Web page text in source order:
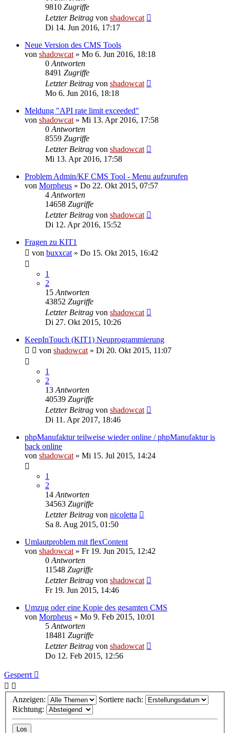
9810 Zugriffe
Letzter Beitrag von shadowcat
Di 14. Jun 2016, 17:17
Neue Version des CMS Tools
von shadowcat » Mo 6. Jun 2016, 18:18
0 Antworten
8491 Zugriffe
Letzter Beitrag von shadowcat
Mo 6. Jun 2016, 18:18
Meldung "API rate limit exceeded"
von shadowcat » Mi 13. Apr 2016, 17:58
0 Antworten
8559 Zugriffe
Letzter Beitrag von shadowcat
Mi 13. Apr 2016, 17:58
Problem Admin/KF CMS Tool - Menu aufzurufen
von Morpheus » Do 22. Okt 2015, 07:57
4 Antworten
14658 Zugriffe
Letzter Beitrag von shadowcat
Di 12. Apr 2016, 15:52
Fragen zu KIT1
von buxxcat » Do 15. Okt 2015, 16:42
1
2
15 Antworten
43852 Zugriffe
Letzter Beitrag von shadowcat
Di 27. Okt 2015, 10:26
KeepInTouch (KIT1) Neuprogrammierung
von shadowcat » Di 20. Okt 2015, 11:07
1
2
13 Antworten
40539 Zugriffe
Letzter Beitrag von shadowcat
Di 11. Apr 2017, 18:46
phpManufaktur teilweise wieder online / phpManufaktur is
back online
von shadowcat » Mi 15. Jul 2015, 14:24
1
2
14 Antworten
34563 Zugriffe
Letzter Beitrag von nicoletta
Sa 8. Aug 2015, 01:50
Umlautproblem mit flexContent
von shadowcat » Fr 19. Jun 2015, 12:42
0 Antworten
11548 Zugriffe
Letzter Beitrag von shadowcat
Fr 19. Jun 2015, 14:46
Umzug oder eine Kopie des gesamten CMS
von Morpheus » Mo 9. Feb 2015, 10:01
5 Antworten
18481 Zugriffe
Letzter Beitrag von shadowcat
Do 12. Feb 2015, 12:56
Gesperrt
Anzeigen:
Sortiere nach:
Richtung: